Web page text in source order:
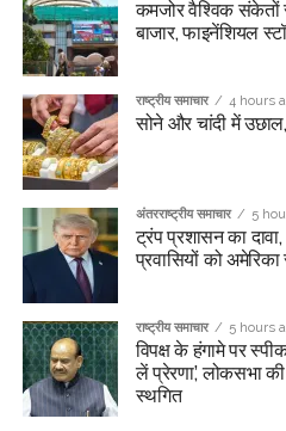
कमजोर वैश्विक संकेतों
बाजार, फाइनेंशियल
राष्ट्रीय समाचार 4 hours
सोने और चांदी में
अंतरराष्ट्रीय समाचार 5
ट्रंप प्रशासन का
प्रवासियों को
राष्ट्रीय समाचार 5 hours
विपक्ष के हंगामे पर
लें प्रेरणा’, लोकसभा
स्थगित